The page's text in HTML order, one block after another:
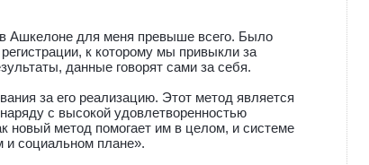
Ашкелоне для меня превыше всего. Было
к которому мы привыкли за
данные говорят сами за себя.
за его реализацию. Этот метод является
с высокой удовлетворенностью
новый метод помогает им в целом, и системе
и социальном плане».